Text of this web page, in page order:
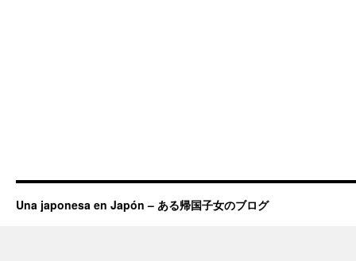
Una japonesa en Japón – ある帰国子女のブログ